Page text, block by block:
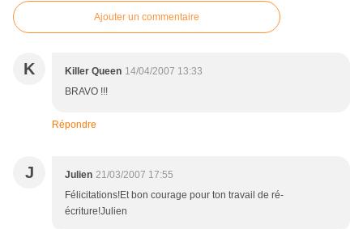
Ajouter un commentaire
K Killer Queen 14/04/2007 13:33
BRAVO !!!
Répondre
J Julien 21/03/2007 17:55
Félicitations!Et bon courage pour ton travail de ré-
écriture!Julien